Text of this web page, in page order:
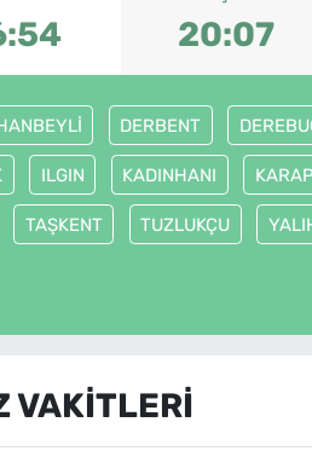
20:07
DERBENT
ILGIN KADINHANI
TAŞKENT TUZLUKÇU
VAKITLERI